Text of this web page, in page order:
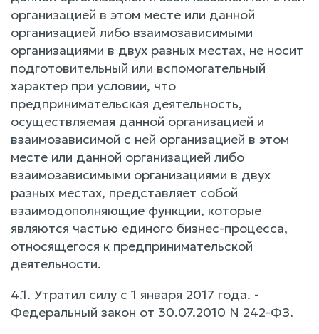
организацией в этом месте или данной
организацией либо взаимозависимыми
организациями в двух разных местах, не носит
подготовительный или вспомогательный
характер при условии, что
предпринимательская деятельность,
осуществляемая данной организацией и
взаимозависимой с ней организацией в этом
месте или данной организацией либо
взаимозависимыми организациями в двух
разных местах, представляет собой
взаимодополняющие функции, которые
являются частью единого бизнес-процесса,
относящегося к предпринимательской
деятельности.
4.1. Утратил силу с 1 января 2017 года. -
Федеральный закон от 30.07.2010 N 242-ФЗ.